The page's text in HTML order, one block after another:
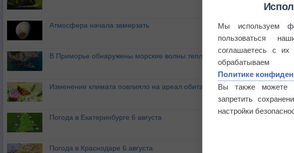
Атмосфера начала замерзать
В Приморье обнаружены морские волны тепла
Изменение климата повлияло на ареал обитания бабочек
Погода в Екатеринбурге 6 августа
Погода в Краснодаре 6 августа
Мы используем
пользоваться
соглашаетесь с
Политике
Вы также можете
запретить
настройки